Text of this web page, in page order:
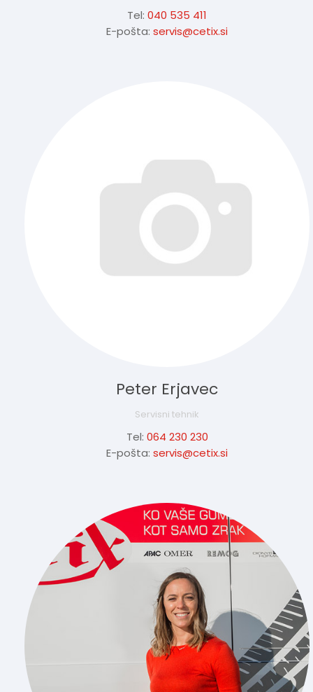
Tel: 040 535 411
E-pošta: servis@cetix.si
Peter Erjavec
Servisni tehnik
Tel: 064 230 230
E-pošta: servis@cetix.si